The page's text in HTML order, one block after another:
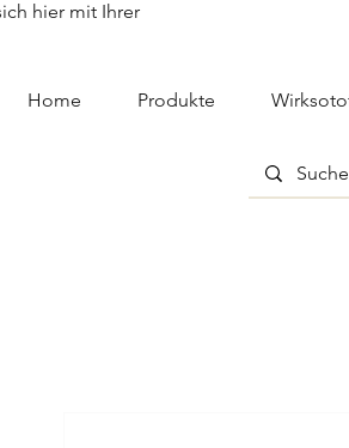
Home Produkte
hier mit Ihrer